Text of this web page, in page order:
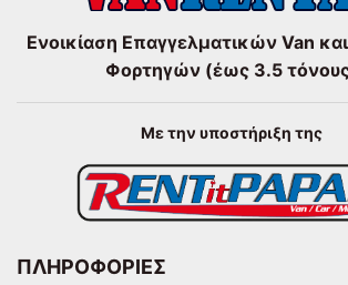
Ενοικίαση Επαγγελματικών Van
Φορτηγών (έως 3.5
Με την υποστήριξη της
ΠΛΗΡΟΦΟΡΙΕΣ